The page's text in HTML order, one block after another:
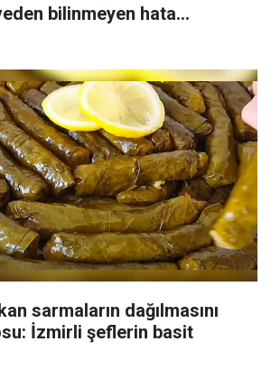
bilinmeyen hata...
sarmaların dağılmasını
İzmirli şeflerin basit